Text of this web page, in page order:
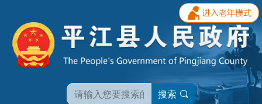
搜索